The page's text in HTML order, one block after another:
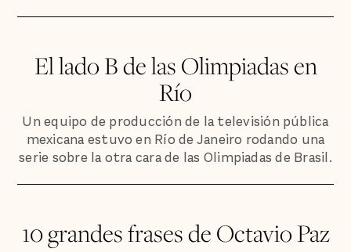
El lado B de las Olimpiadas en
Río
Un equipo de producción de la televisión pública
mexicana estuvo en Río de Janeiro rodando una
serie sobre la otra cara de las Olimpiadas de Brasil.
10 grandes frases de Octavio Paz